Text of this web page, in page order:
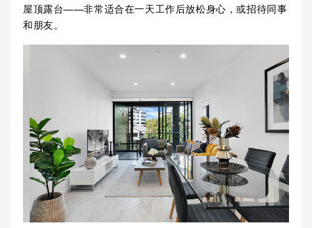
屋顶露台——非常适合在一天工作后放松身心，或招待同事
和朋友。